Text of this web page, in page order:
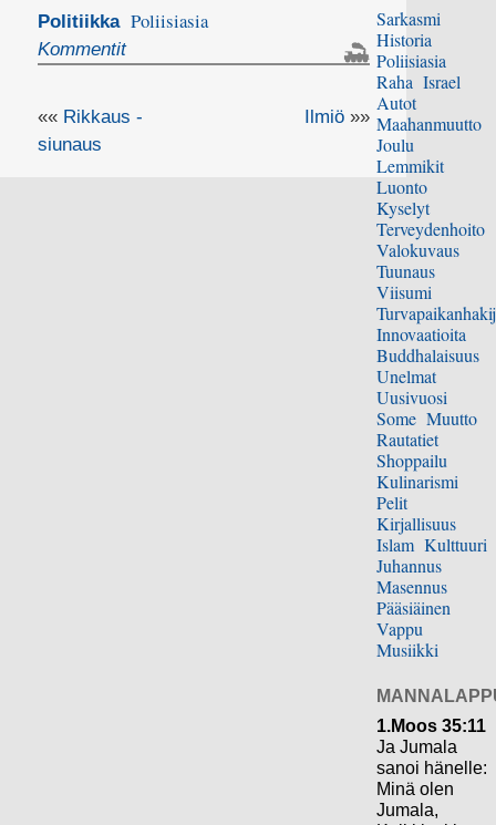
Politiikka Poliisiasia
Kommentit
«« Rikkaus -
siunaus
Ilmiö»»
Sarkasmi
Historia
Poliisiasia
Raha Israel
Autot
Maahanmuutto
Joulu
Lemmikit
Luonto
Kyselyt
Terveydenhoito
Valokuvaus
Tuunaus
Viisumi
Innovaatioita
Buddhalaisuus
Unelmat
Uusivuosi
Some Muutto
Rautatiet
Shoppailu
Kulinarismi
Pelit
Kirjallisuus
Islam Kulttuuri
Juhannus
Masennus
Pääsiäinen
Vappu
Musiikki
1.Moos 35:11
Ja Jumala
sanoi hänelle:
Minä olen
Jumala,